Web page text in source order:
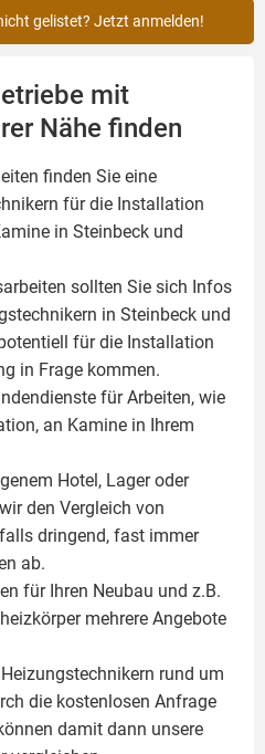
gelistet? Jetzt anmelden!
mit
Nähe finden
finden Sie eine
für die Installation
in Steinbeck und
sollten Sie sich Infos
in Steinbeck und
für die Installation
in Frage kommen.
für Arbeiten, wie
an Kamine in Ihrem
Hotel, Lager oder
den Vergleich von
dringend, fast immer
ab.
für Ihren Neubau und z.B.
mehrere Angebote
rund um
die kostenlosen Anfrage
damit dann unsere